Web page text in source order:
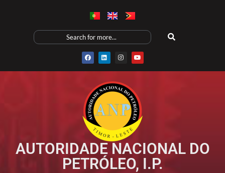
AUTORIDADE NACIONAL DO
PETRÓLEO, I.P.